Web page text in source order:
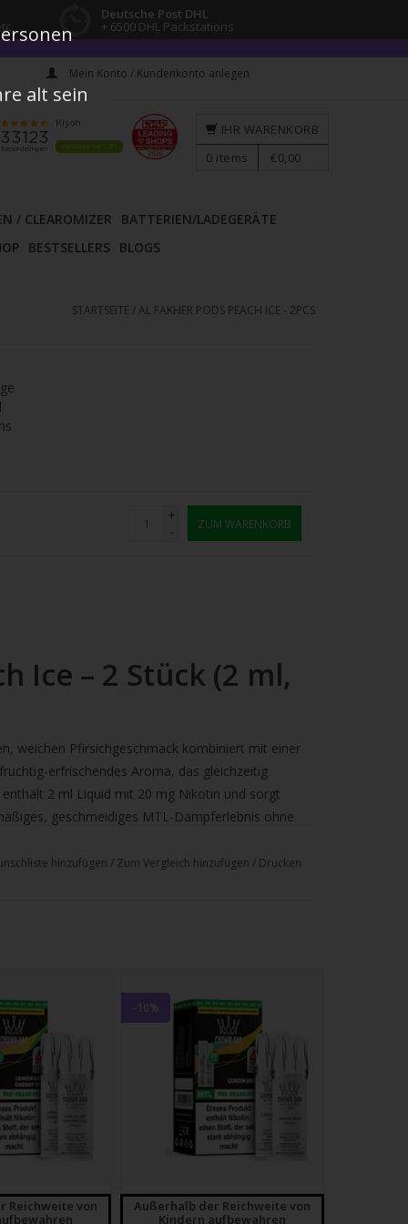
Deutsche Post DHL
+ 6500 DHL Packstations
Mein Konto / Kundenkonto anlegen
/ CLEAROMIZER
BATTERIEN/LADEGERÄTE
BESTSELLERS BLOGS
IHR WARENKORB
0 items €0,00
STARTSEITE /AL FAKHER PODS PEACH ICE - 2PCS
+
-
ZUM WARENKORB
Ice – 2 Stück (2 ml,
weichen Pfirsichgeschmack kombiniert mit einer
erfrischendes Aroma, das gleichzeitig
2 ml Liquid mit 20 mg Nikotin und sorgt
geschmeidiges MTL-Dampferlebnis ohne
und lassen sich ebenso mit allen ELFA-Pod-
natürliche Süße und eine dezente Kälte, die
erhitzt das Liquid gleichmäßig, wodurch der
bleibt. Ideal für alle, die ein fruchtiges, leicht
allen ELFA Devices
mit der Al Fakher Pod Kit als auch mit
hinzufügen / Zum Vergleich hinzufügen / Drucken
Reichweite von
-10%
Außerhalb der Reichweite von
Kindern aufbewahren
alt sein